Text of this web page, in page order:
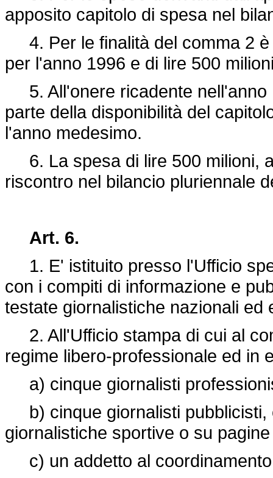
apposito capitolo di spesa nel
4. Per le finalità del comma 2 è
per l'anno 1996 e di lire 500
5. All'onere ricadente nell'anno
parte della disponibilità del
l'anno medesimo.
6. La spesa di lire 500 milioni,
riscontro nel bilancio pluriennale
Art. 6.
1. E' istituito presso l'Ufficio
con i compiti di informazione e
testate giornalistiche nazionali ed
2. All'Ufficio stampa di cui al
regime libero-professionale ed in
a) cinque giornalisti
b) cinque giornalisti pubblicisti,
giornalistiche sportive o su
c) un addetto al